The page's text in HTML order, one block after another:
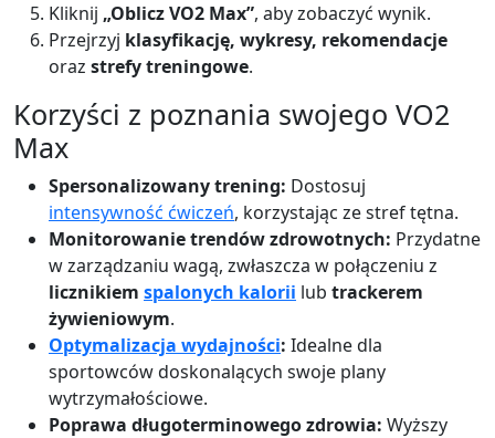
Kliknij „Oblicz VO2 Max”, aby zobaczyć wynik.
Przejrzyj klasyfikację, wykresy, rekomendacje
oraz strefy treningowe.
Korzyści z poznania swojego VO2
Max
Spersonalizowany trening: Dostosuj
intensywność ćwiczeń, korzystając ze stref tętna.
Monitorowanie trendów zdrowotnych: Przydatne
w zarządzaniu wagą, zwłaszcza w połączeniu z
licznikiem spalonych kalorii lub trackerem
żywieniowym.
Optymalizacja wydajności: Idealne dla
sportowców doskonalących swoje plany
wytrzymałościowe.
Poprawa długoterminowego zdrowia: Wyższy